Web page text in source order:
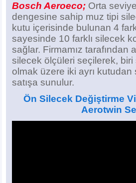
Bosch Aeroeco; Orta
dengesine sahip muz tipi
kutu içerisinde bulunan 4
sayesinde 10 farklı silecek
sağlar. Firmamız tarafından
silecek ölçüleri seçilerek, biri
olmak üzere iki ayrı kutudan
satışa sunulur.
Ön Silecek Değiştirme
Aerotwin